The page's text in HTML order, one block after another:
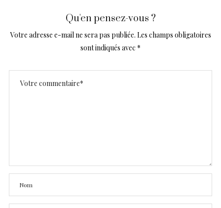
Qu'en pensez-vous ?
Votre adresse e-mail ne sera pas publiée. Les champs obligatoires
sont indiqués avec *